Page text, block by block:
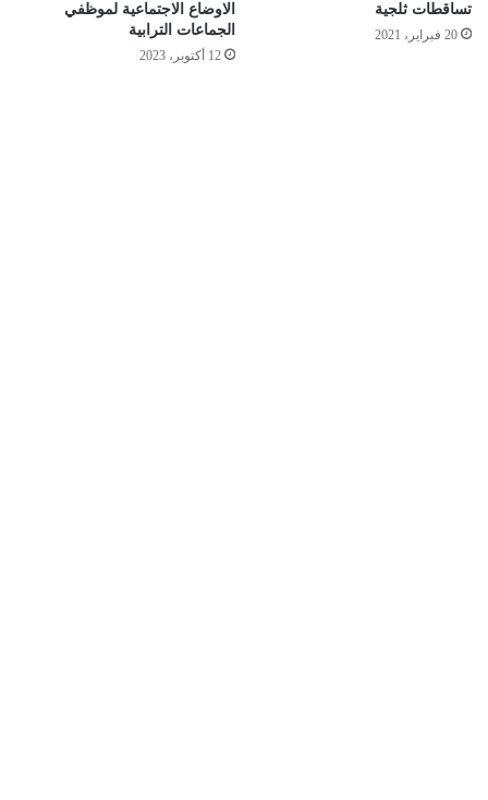
تساقطات ثلجية
20 فبراير، 2021
الاوضاع الاجتماعية لموظفي
الجماعات الترابية
12 أكتوبر، 2023